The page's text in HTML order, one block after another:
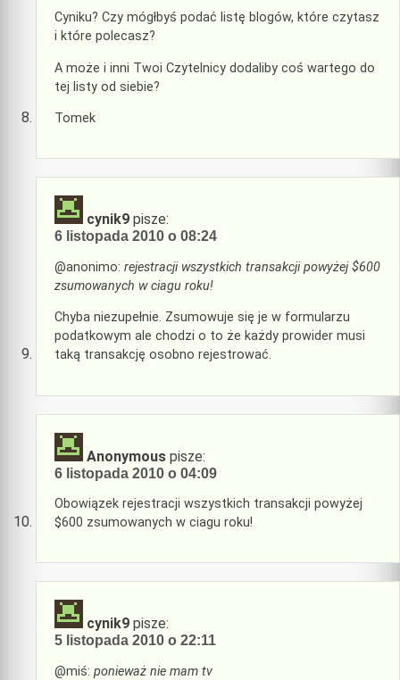
Cyniku? Czy mógłbyś podać listę blogów, które czytasz
i które polecasz?
A może i inni Twoi Czytelnicy dodaliby coś wartego do
tej listy od siebie?
Tomek
cynik9 pisze:
6 listopada 2010 o 08:24
@anonimo: rejestracji wszystkich transakcji powyżej $600
zsumowanych w ciagu roku!
Chyba niezupełnie. Zsumowuje się je w formularzu
podatkowym ale chodzi o to że każdy prowider musi
taką transakcję osobno rejestrować.
Anonymous pisze:
6 listopada 2010 o 04:09
Obowiązek rejestracji wszystkich transakcji powyżej
$600 zsumowanych w ciagu roku!
cynik9 pisze:
5 listopada 2010 o 22:11
@miś: ponieważ nie mam tv